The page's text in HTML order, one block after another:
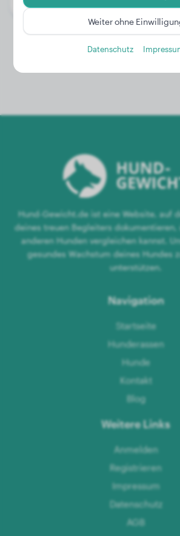
Hund-Gewicht.de ist eine Website, auf
deines treuen Begleiters
anderen Hunden vergleichen kannst.
gesundes Wachstum deines Hundes
unterstützen.
Navigation
Startseite
Hunderassen
Hunde
Kontakt
Blog
Weitere Links
Anmelden
Registrieren
Impressum
Datenschutz
AGB
Weiter ohne
Datenschutz